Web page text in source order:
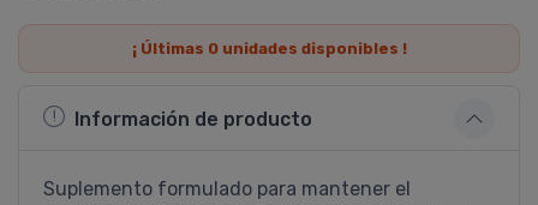
¡ Últimas 0unidades disponibles !
Información de producto
Suplemento formulado para mantener el